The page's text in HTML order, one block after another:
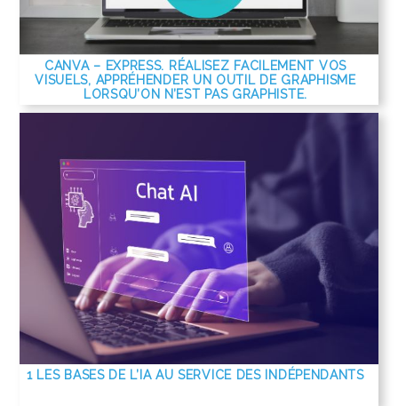
CANVA – EXPRESS. RÉALISEZ FACILEMENT VOS
VISUELS, APPRÉHENDER UN OUTIL DE GRAPHISME
LORSQU’ON N’EST PAS GRAPHISTE.
1 LES BASES DE L’IA AU SERVICE DES INDÉPENDANTS